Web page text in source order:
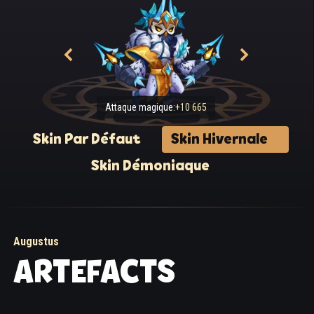
Attaque magique:+10 665
Skin Par Défaut
Skin Hivernale
Skin Démoniaque
Augustus
ARTEFACTS